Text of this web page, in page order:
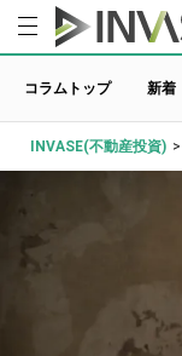
コラムトップ 新着
INVASE(不動産投資) >